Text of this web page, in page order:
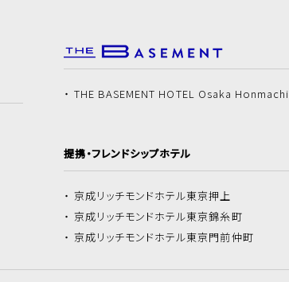
THE BASEMENT HOTEL Osaka Honmachi
提携・フレンドシップホテル
京成リッチモンドホテル東京押上
京成リッチモンドホテル東京錦糸町
京成リッチモンドホテル東京門前仲町